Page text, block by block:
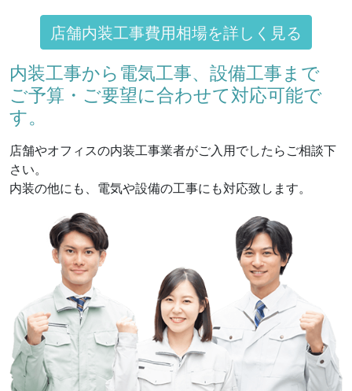
店舗内装工事費用相場を詳しく見る
内装工事から電気工事、設備工事まで
ご予算・ご要望に合わせて対応可能で
す。
店舗やオフィスの内装工事業者がご入用でしたらご相談下
さい。
内装の他にも、電気や設備の工事にも対応致します。